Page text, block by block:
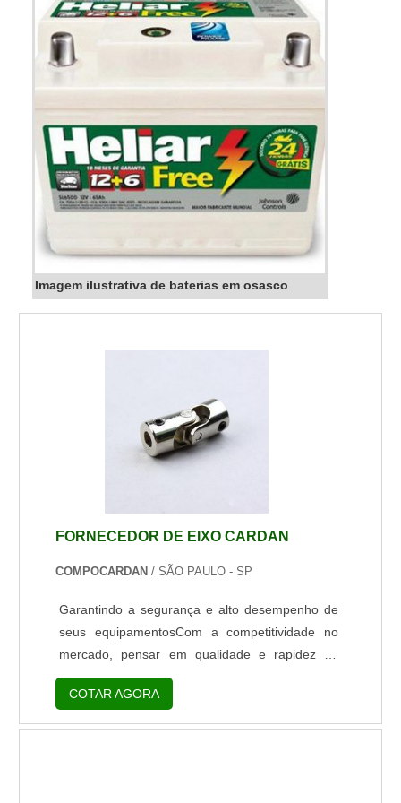
Imagem ilustrativa de baterias em osasco
FORNECEDOR DE EIXO CARDAN
COMPOCARDAN / SÃO PAULO - SP
Garantindo a segurança e alto desempenho de
seus equipamentosCom a competitividade no
mercado, pensar em qualidade e rapidez no
atendimento é obrigatório, por isso os
fornecedores de retentores como os da fábrica
Freudenberg ganham destaque na grande
COTAR AGORA